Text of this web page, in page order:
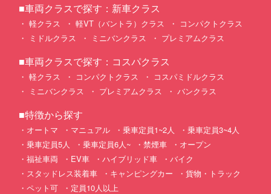
■車両クラスで探す：新車クラス
軽クラス 軽VT（バントラ）クラス
コンパクトクラス
ミドルクラス
ミニバンクラス プレミアムクラス
■車両クラスで探す：コスパクラス
軽クラス コンパクトクラス
コスパミドルクラス
ミニバンクラス
プレミアムクラス バンクラス
■特徴から探す
オートマ マニュアル 乗車定員1~2人
乗車定員3~4人
乗車定員5人
乗車定員6人~ 禁煙車
オープン
福祉車両
EV車 ハイブリッド車
バイク
スタッドレス装着車
キャンピングカー
貨物・トラック
ペット可
定員10人以上